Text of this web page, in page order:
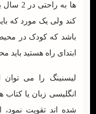
ها به
کند ولی یک مورد که
باشد که کودک در
ابتدای راه هستید باید
لیسنینگ را می توان
انگلیسی زبان یا
شده اند تقویت نمود،